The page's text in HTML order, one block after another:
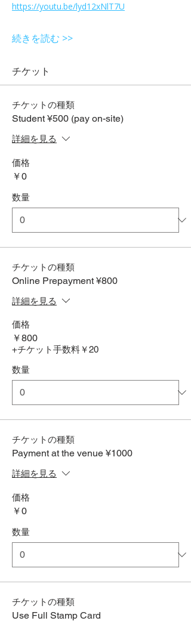
https://youtu.be/lyd12xNlT7U
続きを読む >>
チケット
チケットの種類
Student ¥500 (pay on-site)
詳細を見る
価格
￥0
数量
チケットの種類
Online Prepayment ¥800
詳細を見る
価格
￥800
+チケット手数料￥20
数量
チケットの種類
Payment at the venue ¥1000
詳細を見る
価格
￥0
数量
チケットの種類
Use Full Stamp Card